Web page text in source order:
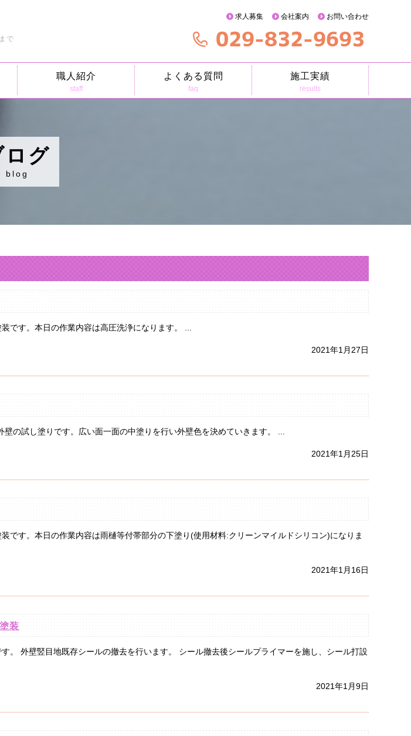
で
求人募集 会社案内 お問い合わせ
職人紹介
staff
よくある質問
faq
施工実績
results
ログ
blog
です。本日の作業内容は高圧洗浄になります。 ...
2021年1月27日
の試し塗りです。広い面一面の中塗りを行い外壁色を決めていきます。 ...
2021年1月25日
です。本日の作業内容は雨樋等付帯部分の下塗り(使用材料:クリーンマイルドシリコン)になりま
2021年1月16日
装
。 外壁竪目地既存シールの撤去を行います。 シール撤去後シールプライマーを施し、シール打設
2021年1月9日